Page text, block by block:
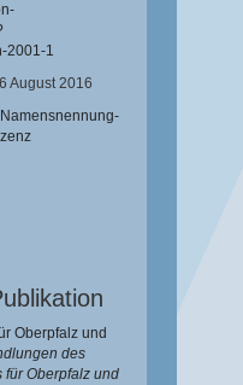
2001-1
August 2016
Oberpfalz und
des
für Oberpfalz und